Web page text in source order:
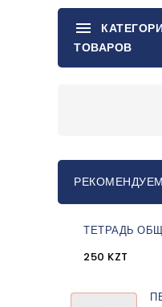
ТОВАРОВ
ТЕТРАДЬ
250 KZT